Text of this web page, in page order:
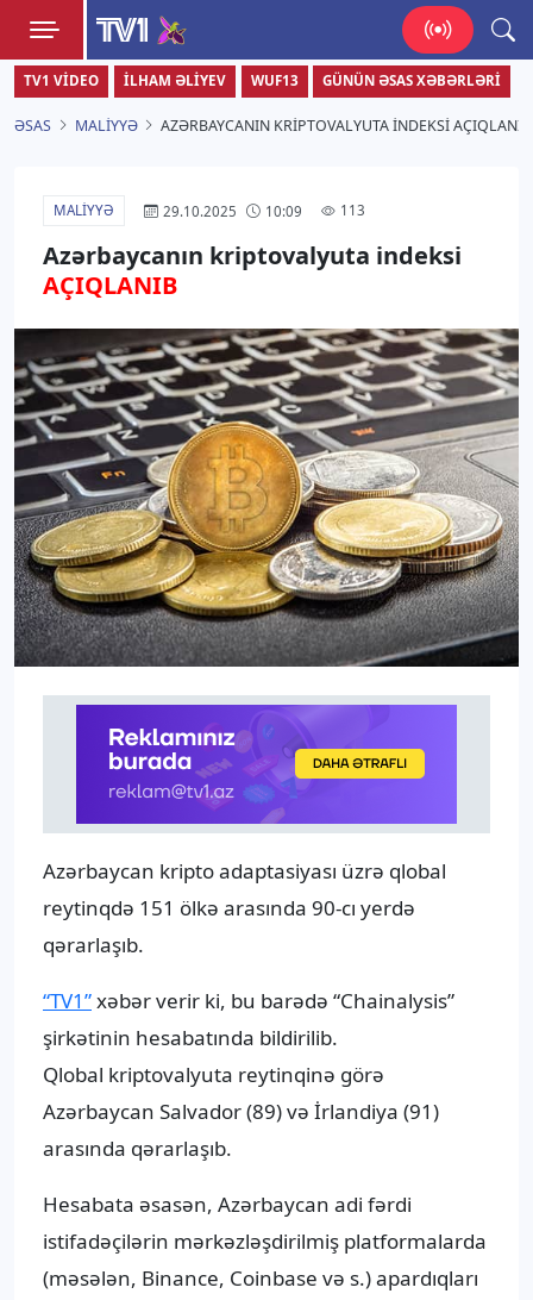
TV1
Zamanı bizimlə yaşa!
TV1 VIDEO İLHAM ƏLIYEV WUF13 GÜNÜN ƏSAS XƏBƏRLƏRI
ƏSAS MALIYYƏ AZƏRBAYCANIN KRIPTOVALYUTA INDEKSI AÇIQLANIB
MALIYYƏ 29.10.2025 10:09 113
Azərbaycanın kriptovalyuta indeksi
AÇIQLANIB
Azərbaycan kripto adaptasiyası üzrə qlobal
reytinqdə 151 ölkə arasında 90-cı yerdə
qərarlaşıb.
“TV1”xəbər verir ki, bu barədə “Chainalysis”
şirkətinin hesabatında bildirilib.
Qlobal kriptovalyuta reytinqinə görə
Azərbaycan Salvador (89) və İrlandiya (91)
arasında qərarlaşıb.
Hesabata əsasən, Azərbaycan adi fərdi
istifadəçilərin mərkəzləşdirilmiş platformalarda
(məsələn, Binance, Coinbase və s.) apardıqları